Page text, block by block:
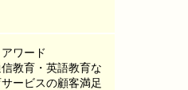
ワード
信教育・英語教育な
ービスの顧客満足